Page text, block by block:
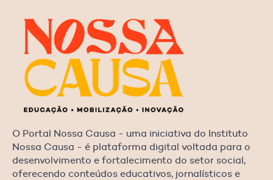
O Portal Nossa Causa - uma iniciativa do Instituto
Nossa Causa - é plataforma digital voltada para o
desenvolvimento e fortalecimento do setor social,
oferecendo conteúdos educativos, jornalísticos e